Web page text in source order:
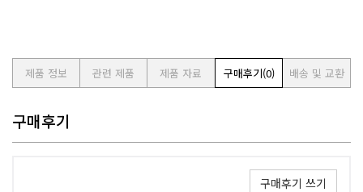
제품 정보 관련 제품 제품 자료 구매후기(0) 배송 및 교환
구매후기
구매후기 쓰기